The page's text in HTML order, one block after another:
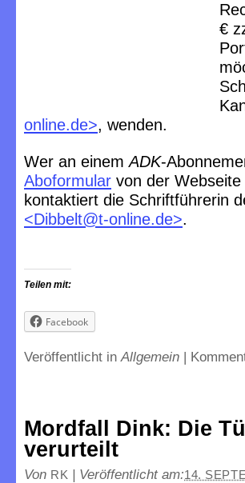
€
online.de>, wenden.
Wer an einemADK-
Aboformular von der
kontaktiert die Schriftführerin
<Dibbelt@t-online.de>.
Teilen mit:
Facebook
Veröffentlicht inAllgemein |
Mordfall Dink: Die
verurteilt
Von RK | Veröffentlicht am:14.